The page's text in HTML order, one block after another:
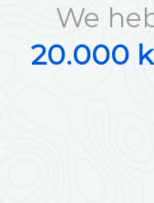
We
20.000